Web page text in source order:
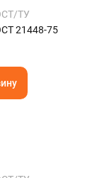
ТУ
21448-75